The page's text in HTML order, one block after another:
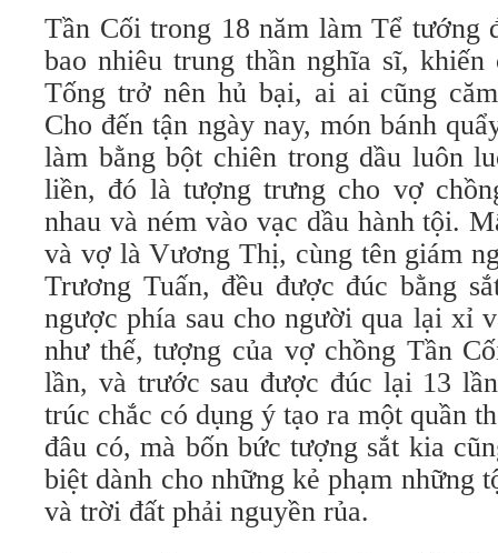
Tần Cối trong 18 năm làm Tể tướng
bao nhiêu trung thần nghĩa sĩ,
Tống trở nên hủ bại, ai ai cũng
Cho đến tận ngày nay, món bánh
làm bằng bột chiên trong dầu luôn
liền, đó là tượng trưng cho vợ
nhau và ném vào vạc dầu hành tội.
và vợ là Vương Thị, cùng tên giám
Trương Tuấn, đều được đúc bằng
ngược phía sau cho người qua lại xỉ
như thế, tượng của vợ chồng Tần
lần, và trước sau được đúc lại 13
trúc chắc có dụng ý tạo ra một quần
đâu có, mà bốn bức tượng sắt kia
biệt dành cho những kẻ phạm những
và trời đất phải nguyền rủa.